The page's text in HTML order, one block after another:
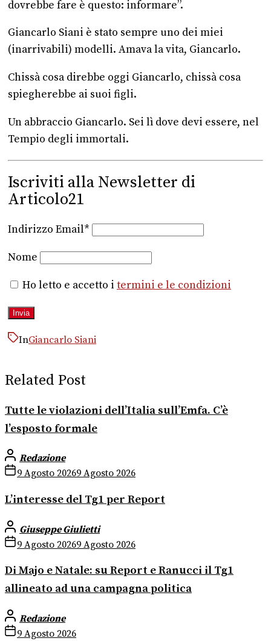
dovrebbe fare è questo: informare”.
Giancarlo Siani è stato sempre uno dei miei
(inarrivabili) modelli. Amava la vita, Giancarlo.
Chissà cosa direbbe oggi Giancarlo, chissà cosa
spiegherebbe ai suoi figli.
Un abbraccio Giancarlo. Sei lì dove devi essere, nel
Tempio degli immortali.
Iscriviti alla Newsletter di
Articolo21
Indirizzo Email*
Nome
Ho letto e accetto i termini e le condizioni
InGiancarlo Siani
Related Post
Tutte le violazioni dell’Italia sull’Emfa. C’è
l’esposto formale
Redazione
9 Agosto 20269 Agosto 2026
L’interesse del Tg1 per Report
Giuseppe Giulietti
9 Agosto 20269 Agosto 2026
Di Majo e Natale: su Report e Ranucci il Tg1
allineato ad una campagna politica
Redazione
9 Agosto 2026